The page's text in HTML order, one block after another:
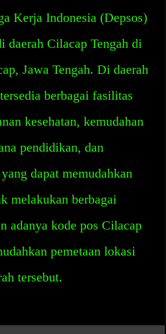
Kerja Indonesia (Depsos)
daerah Cilacap Tengah di
Jawa Tengah. Di daerah
berbagai fasilitas
kesehatan, kemudahan
pendidikan, dan
dapat memudahkan
melakukan berbagai
adanya kode pos Cilacap
pemetaan lokasi
tersebut.